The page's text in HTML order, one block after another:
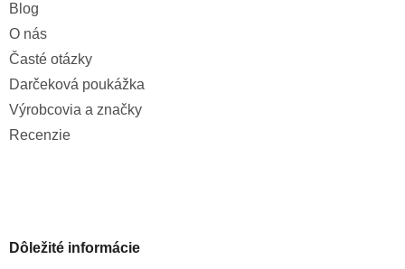
Blog
O nás
Časté otázky
Darčeková poukážka
Výrobcovia a značky
Recenzie
Dôležité informácie